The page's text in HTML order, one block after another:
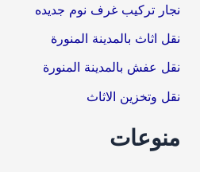
نجار تركيب غرف نوم جديده
نقل اثاث بالمدينة المنورة
نقل عفش بالمدينة المنورة
نقل وتخزين الاثاث
منوعات